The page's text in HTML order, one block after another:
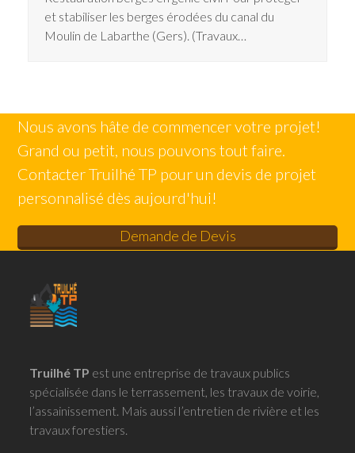
et stabiliser les berges érodées du canal du
Moulin de Labarthe (Gers). (Travaux…
Nous avons hâte de commencer votre projet!
Grand ou petit, nous pouvons tout faire.
Contacter Truilhé TP pour un devis de projet
personnalisé dès aujourd'hui!
Demande de Devis
Truilhé TP est une entreprise de travaux publics
spécialisée dans le terrassement, les travaux de voirie,
l’assainissement. Mais aussi l’entretien de rivière et les
travaux forestiers.